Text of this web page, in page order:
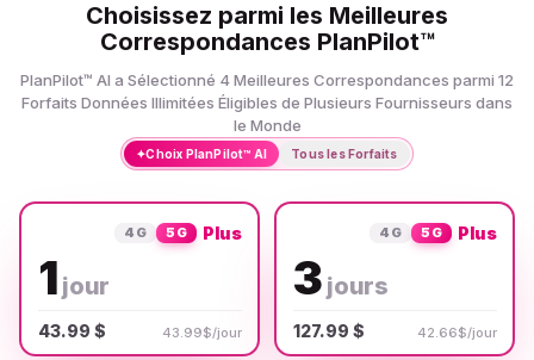
Choisissez parmi les Meilleures
Correspondances PlanPilot™
PlanPilot™ AI a Sélectionné 4 Meilleures Correspondances parmi 12
Forfaits Données Illimitées Éligibles de Plusieurs Fournisseurs dans
le Monde
✦Choix PlanPilot™ AI Tous les Forfaits
4G 5G Plus
1 jour
43.99 $ 43.99$/jour
4G 5G Plus
3 jours
127.99 $ 42.66$/jour